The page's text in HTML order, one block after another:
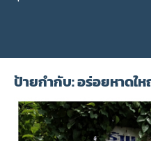
ป้ายกำกับ:อร่อยหาดใ